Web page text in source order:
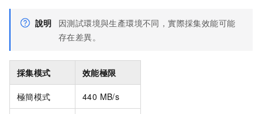
說明
因測試環境與生產環境不同，實際採集效能可能
存在差異。
採集模式 效能極限
極簡模式 440 MB/s